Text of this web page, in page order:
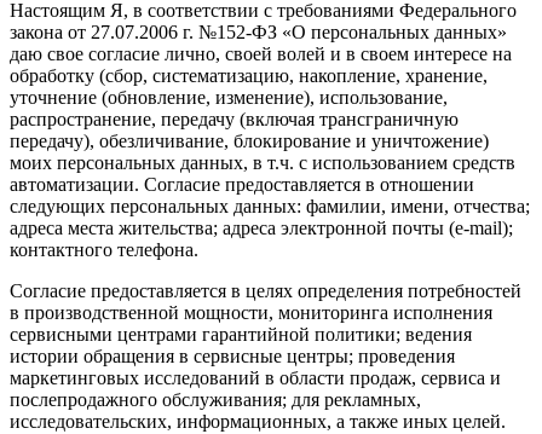
Настоящим Я, в соответствии с требованиями Федерального
закона от 27.07.2006 г. №152-ФЗ «О персональных данных»
даю свое согласие лично, своей волей и в своем интересе на
обработку (сбор, систематизацию, накопление, хранение,
уточнение (обновление, изменение), использование,
распространение, передачу (включая трансграничную
передачу), обезличивание, блокирование и уничтожение)
моих персональных данных, в т.ч. с использованием средств
автоматизации. Согласие предоставляется в отношении
следующих персональных данных: фамилии, имени, отчества;
адреса места жительства; адреса электронной почты (e-mail);
контактного телефона.
Согласие предоставляется в целях определения потребностей
в производственной мощности, мониторинга исполнения
сервисными центрами гарантийной политики; ведения
истории обращения в сервисные центры; проведения
маркетинговых исследований в области продаж, сервиса и
послепродажного обслуживания; для рекламных,
исследовательских, информационных, а также иных целей.